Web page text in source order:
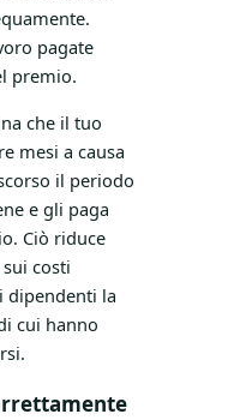
pagate
premio.
che il tuo
mesi a causa
il periodo
e gli paga
Ciò riduce
costi
dipendenti la
cui hanno